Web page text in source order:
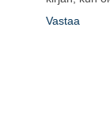
Vastaa